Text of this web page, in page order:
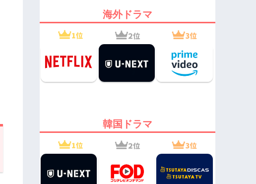
海外ドラマ
韓国ドラマ